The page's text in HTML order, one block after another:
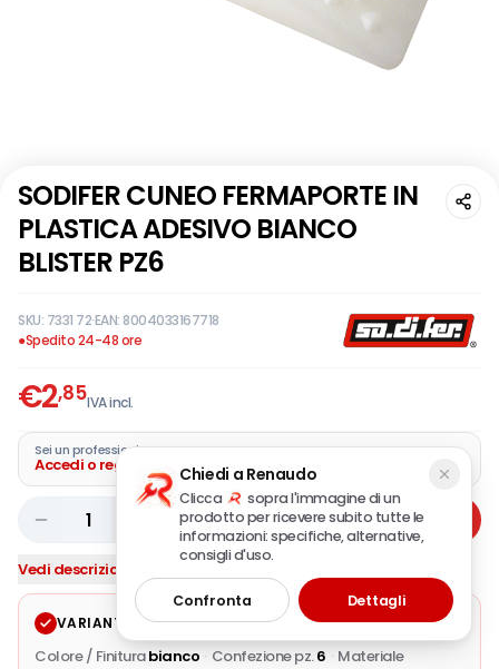
SODIFER CUNEO FERMAPORTE IN
PLASTICA ADESIVO BIANCO
BLISTER PZ6
SKU: 7331 72·EAN: 8004033167718
●Spedito 24-48 ore
€2,85IVA incl.
Sei un professionista?
Accedi o registra la tua azienda
1 Aggiungi
Vedi descrizione completa
VARIANTE SELEZIONATA Modifica
Colore / Finiturabianco · Confezione pz.6 · Materiale
Chiedi a Renaudo
Clicca
sopra l'immagine di un
prodotto per ricevere subito tutte le
informazioni: specifiche, alternative,
consigli d'uso.
Confronta Dettagli